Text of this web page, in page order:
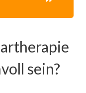
sein?